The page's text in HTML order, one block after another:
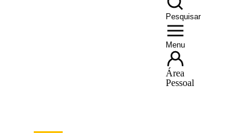
Pesquisar
Menu
Área
Pessoal